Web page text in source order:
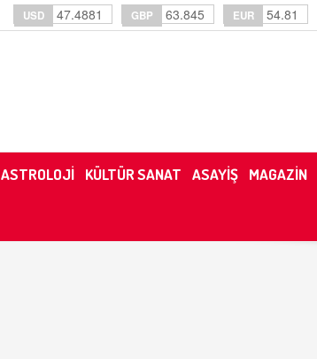
USD 47.4881 GBP 63.845 EUR 54.81
ASTROLOJİ KÜLTÜR SANAT ASAYİŞ MAGAZİN